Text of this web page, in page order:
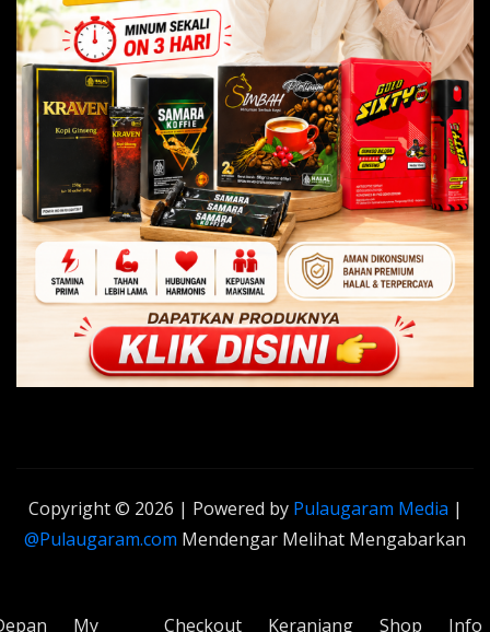
Copyright © 2026 | Powered by Pulaugaram Media |
@Pulaugaram.com Mendengar Melihat Mengabarkan
My
Checkout Keranjang Shop
Info